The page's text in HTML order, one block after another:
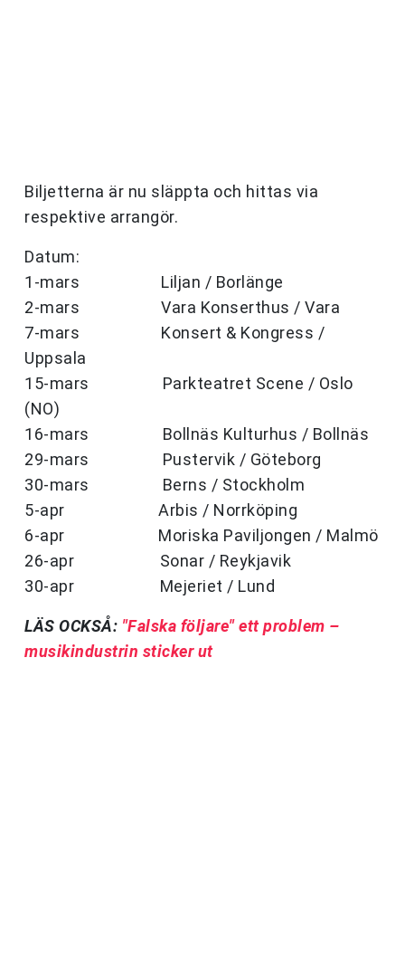
Biljetterna är nu släppta och hittas via
respektive arrangör.
Datum:
1-mars Liljan / Borlänge
2-mars Vara Konserthus / Vara
7-mars Konsert & Kongress /
Uppsala
15-mars Parkteatret Scene / Oslo
(NO)
16-mars Bollnäs Kulturhus / Bollnäs
29-mars Pustervik / Göteborg
30-mars Berns / Stockholm
5-apr Arbis / Norrköping
6-apr Moriska Paviljongen / Malmö
26-apr Sonar / Reykjavik
30-apr Mejeriet / Lund
LÄS OCKSÅ: "Falska följare" ett problem –
musikindustrin sticker ut